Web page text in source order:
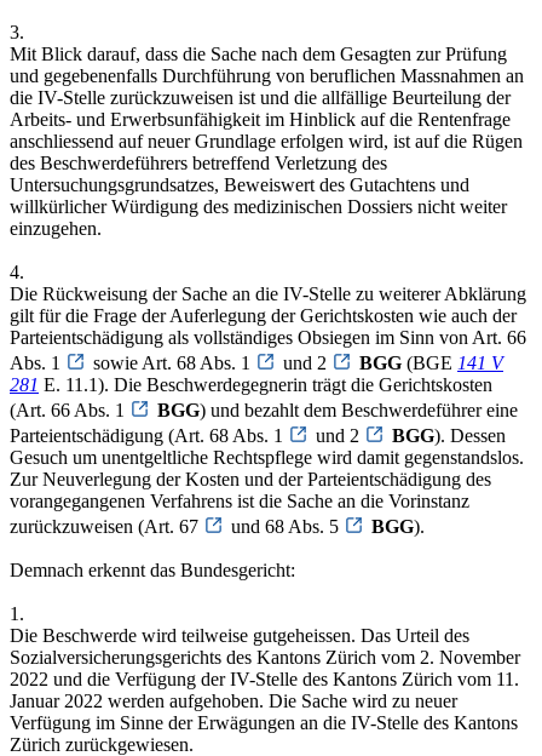
3.
Mit Blick darauf, dass die Sache nach dem Gesagten zur Prüfung
und gegebenenfalls Durchführung von beruflichen Massnahmen an
die IV-Stelle zurückzuweisen ist und die allfällige Beurteilung der
Arbeits- und Erwerbsunfähigkeit im Hinblick auf die Rentenfrage
anschliessend auf neuer Grundlage erfolgen wird, ist auf die Rügen
des Beschwerdeführers betreffend Verletzung des
Untersuchungsgrundsatzes, Beweiswert des Gutachtens und
willkürlicher Würdigung des medizinischen Dossiers nicht weiter
einzugehen.
4.
Die Rückweisung der Sache an die IV-Stelle zu weiterer Abklärung
gilt für die Frage der Auferlegung der Gerichtskosten wie auch der
Parteientschädigung als vollständiges Obsiegen im Sinn von Art. 66
Abs. 1
sowie Art. 68 Abs. 1 und 2 BGG (BGE 141 V
281 E. 11.1). Die Beschwerdegegnerin trägt die Gerichtskosten
(Art. 66 Abs. 1
BGG) und bezahlt dem Beschwerdeführer eine
Parteientschädigung (Art. 68 Abs. 1
und 2 BGG). Dessen
Gesuch um unentgeltliche Rechtspflege wird damit gegenstandslos.
Zur Neuverlegung der Kosten und der Parteientschädigung des
vorangegangenen Verfahrens ist die Sache an die Vorinstanz
zurückzuweisen (Art. 67
und 68 Abs. 5 BGG).
Demnach erkennt das Bundesgericht:
1.
Die Beschwerde wird teilweise gutgeheissen. Das Urteil des
Sozialversicherungsgerichts des Kantons Zürich vom 2. November
2022 und die Verfügung der IV-Stelle des Kantons Zürich vom 11.
Januar 2022 werden aufgehoben. Die Sache wird zu neuer
Verfügung im Sinne der Erwägungen an die IV-Stelle des Kantons
Zürich zurückgewiesen.